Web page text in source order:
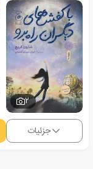
2
جزئیات